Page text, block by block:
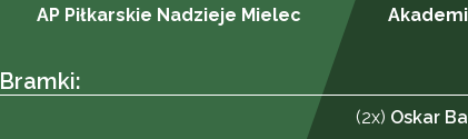
AP Piłkarskie Nadzieje Mielec
Bramki:
(2x) Oskar